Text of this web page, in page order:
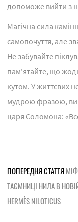
допоможе вийти з
Магічна сила
самопочуття, але
Не забувайте
пам'ятайте, що
кутом. У життєвих
мудрою фразою,
царя Соломона:
ПОПЕРЕДНЯ СТАТТЯ
ТАЄМНИЦІ НИЛА В
HERMÈS NILOTICUS